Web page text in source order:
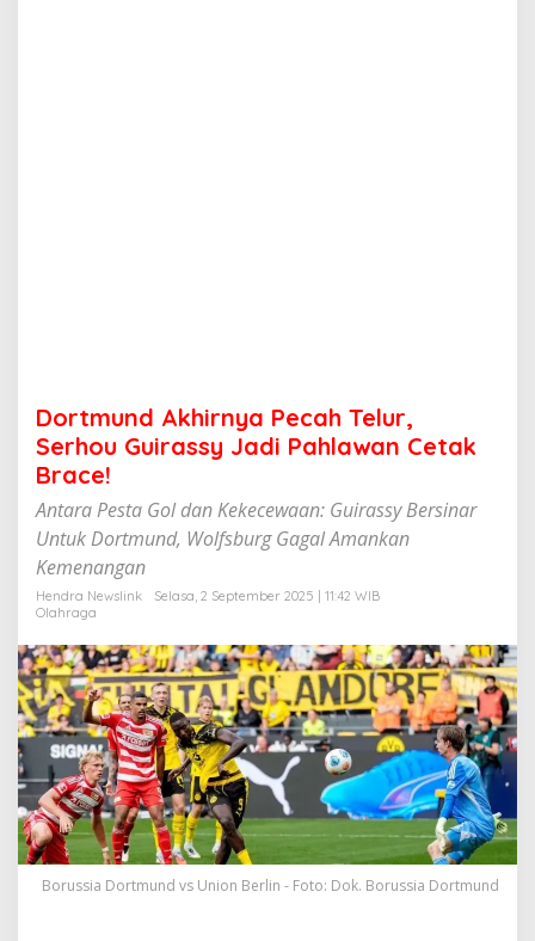
r
h
o
G
u
i
a
y
J
a
d
i
P
a
h
l
a
w
a
Dortmund Akhirnya Pecah Telur,
Serhou Guirassy Jadi Pahlawan Cetak
Brace!
Antara Pesta Gol dan Kekecewaan: Guirassy Bersinar
Untuk Dortmund, Wolfsburg Gagal Amankan
Kemenangan
Hendra Newslink
Selasa, 2 September 2025 | 11:42 WIB
Olahraga
Borussia Dortmund vs Union Berlin - Foto: Dok. Borussia Dortmund